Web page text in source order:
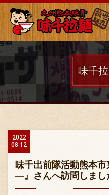
全国
展開 海外
味千
2022
08.12
味千出前隊活動熊本
―』さんへ訪問しまし